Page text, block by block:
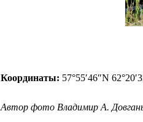
Координаты: 57°55′46″N
Автор фото Владимир А.